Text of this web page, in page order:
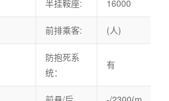
半挂鞍座: 16000
前排乘客: (人)
防抱死系
统：
有